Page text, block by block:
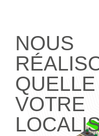
NOUS
VOTRE